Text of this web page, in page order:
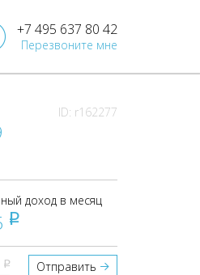
+7 495 637 80 42
Перезвоните мне
ID: r162277
доход в месяц
pуб
pуб Отправить